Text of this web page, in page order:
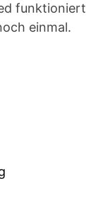
funktioniert
einmal.